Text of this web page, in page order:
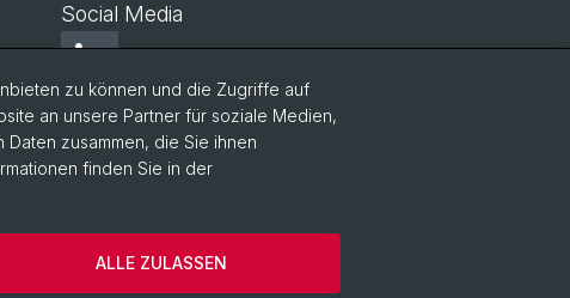
Social Media
Youtube
zu können und die Zugriffe auf
an unsere Partner für soziale Medien,
zusammen, die Sie ihnen
finden Sie in der
ALLE ZULASSEN